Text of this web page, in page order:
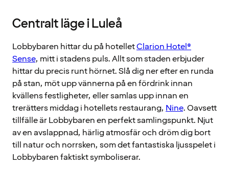
Centralt läge i Luleå
Lobbybaren hittar du på hotelletClarion Hotel®
Sense, mitt i stadens puls. Allt som staden erbjuder
hittar du precis runt hörnet. Slå dig ner efter en runda
på stan, möt upp vännerna på en fördrink innan
kvällens festligheter, eller samlas upp innan en
trerätters middag i hotellets restaurang, Nine. Oavsett
tillfälle är Lobbybaren en perfekt samlingspunkt. Njut
av en avslappnad, härlig atmosfär och dröm dig bort
till natur och norrsken, som det fantastiska ljusspelet i
Lobbybaren faktiskt symboliserar.